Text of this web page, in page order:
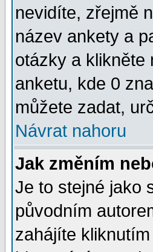
nevidíte, zřejmě
název ankety a
otázky a klikněte
anketu, kde 0
můžete zadat,
Návrat nahoru
Jak změním
Je to stejné jako
původním
zahájíte